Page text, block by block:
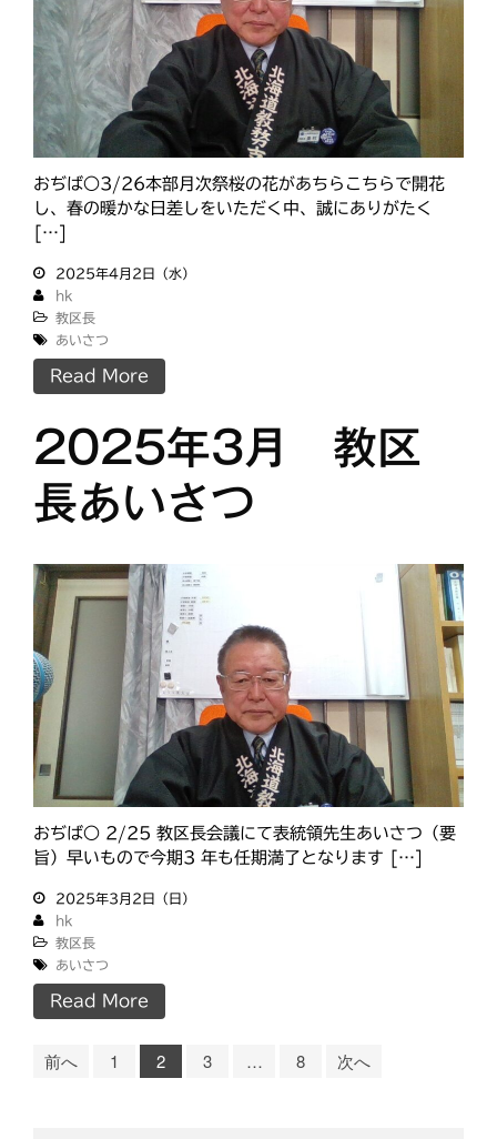
おぢば○3/26本部月次祭桜の花があちらこちらで開花
し、春の暖かな日差しをいただく中、誠にありがたく
[…]
2025年4月2日（水）
hk
教区長
あいさつ
Read More
2025年3月 教区
長あいさつ
おぢば○ 2/25 教区長会議にて表統領先生あいさつ（要
旨）早いもので今期3 年も任期満了となります […]
2025年3月2日（日）
hk
教区長
あいさつ
Read More
前へ 1 2 3 … 8 次へ